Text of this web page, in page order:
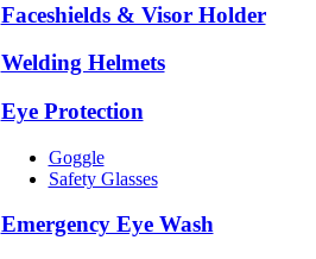
Faceshields & Visor Holder
Welding Helmets
Eye Protection
Goggle
Safety Glasses
Emergency Eye Wash